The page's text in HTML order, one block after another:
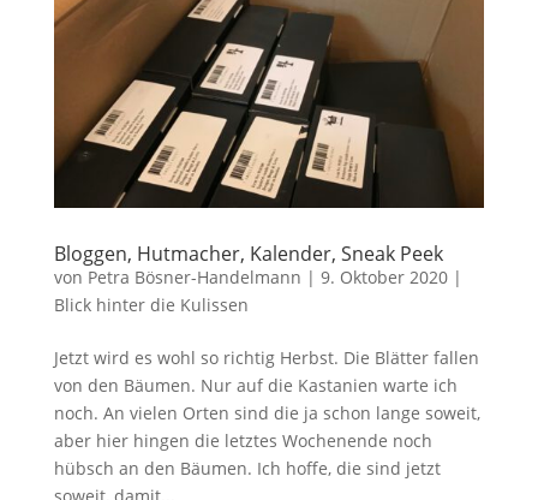
Bloggen, Hutmacher, Kalender, Sneak Peek
von Petra Bösner-Handelmann | 9. Oktober 2020|
Blick hinter die Kulissen
Jetzt wird es wohl so richtig Herbst. Die Blätter fallen
von den Bäumen. Nur auf die Kastanien warte ich
noch. An vielen Orten sind die ja schon lange soweit,
aber hier hingen die letztes Wochenende noch
hübsch an den Bäumen. Ich hoffe, die sind jetzt